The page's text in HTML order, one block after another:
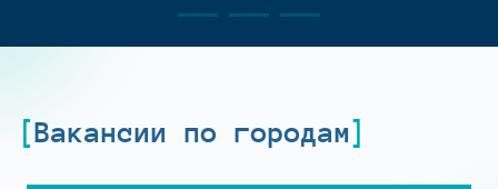
Вакансии по городам